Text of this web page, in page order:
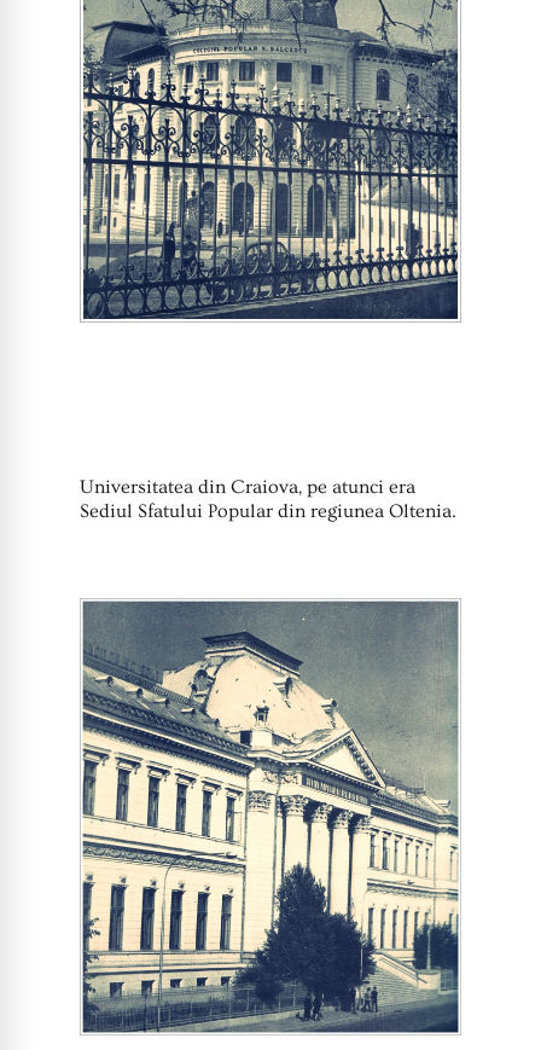
Universitatea din Craiova, pe atunci era
Sediul Sfatului Popular din regiunea Oltenia.